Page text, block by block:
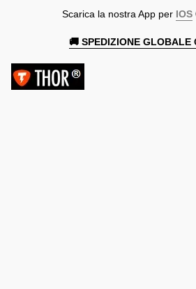
Scarica la nostra App per IOS
🚚 SPEDIZIONE GLOBALE